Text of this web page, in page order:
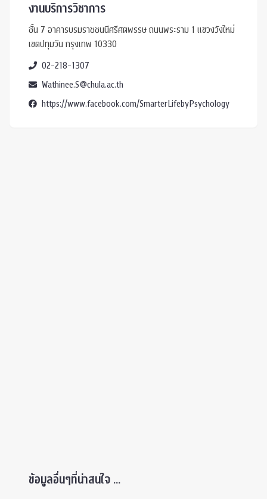
งานบริการวิชาการ
ชั้น 7 อาคารบรมราชชนนีศรีศตพรรษ ถนนพระราม 1 แขวงวังใหม่
เขตปทุมวัน กรุงเทพ 10330
02-218-1307
Wathinee.S@chula.ac.th
https://www.facebook.com/SmarterLifebyPsychology
ข้อมูลอื่นๆที่น่าสนใจ ...